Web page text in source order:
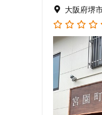
大阪府堺